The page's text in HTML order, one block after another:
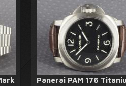
Panerai PAM 176